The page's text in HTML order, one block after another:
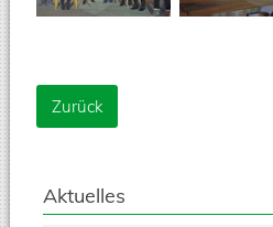
Zurück
Aktuelles